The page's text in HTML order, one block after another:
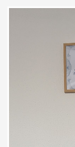
e la
sento